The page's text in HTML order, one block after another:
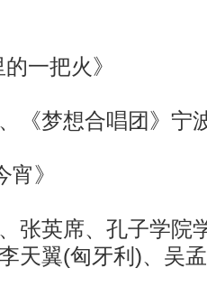
一把火》
梦想合唱团》宁
》
英席、孔子学院
天翼(匈牙利)、吴